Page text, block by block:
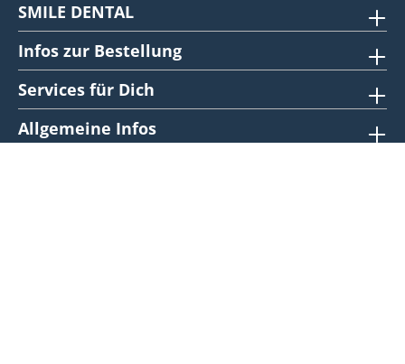
SMILE DENTAL
Infos zur Bestellung
Services für Dich
Allgemeine Infos